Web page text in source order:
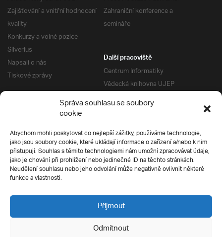
Správa souhlasu se soubory
cookie
Abychom mohli poskytovat co nejlepší zážitky, používáme technologie,
jako jsou soubory cookie, které ukládají informace o zařízení a/nebo k nim
přistupují. Souhlas s těmito technologiemi nám umožní zpracovávat údaje,
jako je chování při prohlížení nebo jedinečné ID na těchto stránkách.
Neudělení souhlasu nebo jeho odvolání může negativně ovlivnit některé
funkce a vlastnosti.
Přijmout
Odmítnout
Zajišťování a vnitřní hodnocení
kvality
Konkurzy a volné pozice
Silverius
Napsali o nás
Tiskové zprávy
Zahraniční konference a
semináře
Další pracoviště
Centrum Informatiky
Vědecká knihovna UJEP
Správa kolejí a menz
Univerzitní centrum podpory
Silverius
Pro uchazeče
Přijímací řízení
E-prihlaska
Přípravné kurzy
Ochrana soukromí